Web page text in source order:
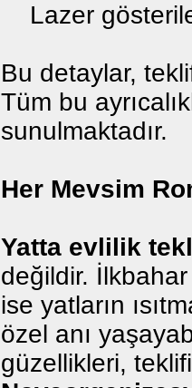
Lazer
Bu detaylar,
Tüm bu
sunulmaktadır.
Her Mevsim
Yatta evlilik
değildir.
ise yatların
özel anı
güzellikleri,